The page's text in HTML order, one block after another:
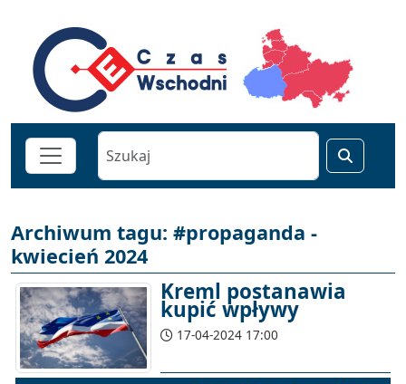
Archiwum tagu: #propaganda -
kwiecień 2024
Kreml postanawia
kupić wpływy
17-04-2024 17:00